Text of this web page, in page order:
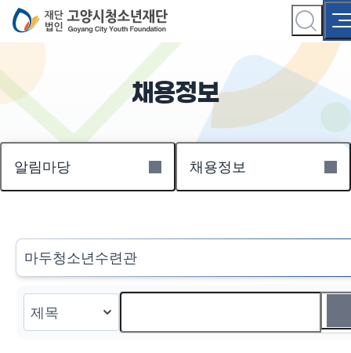
채용정보
알림마당 채용정보
마두청소년수련관